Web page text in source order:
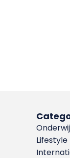
Lifestyle